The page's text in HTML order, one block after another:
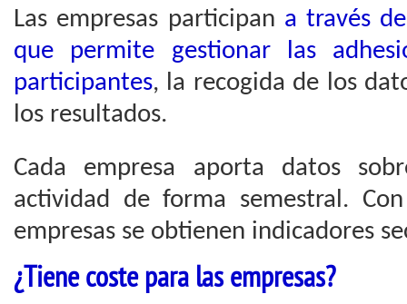
Las empresas participan a través
que permite gestionar las
participantes, la recogida de los
los resultados.
Cada empresa aporta datos
actividad de forma semestral.
empresas se obtienen indicadores
¿Tiene coste para las empresas?